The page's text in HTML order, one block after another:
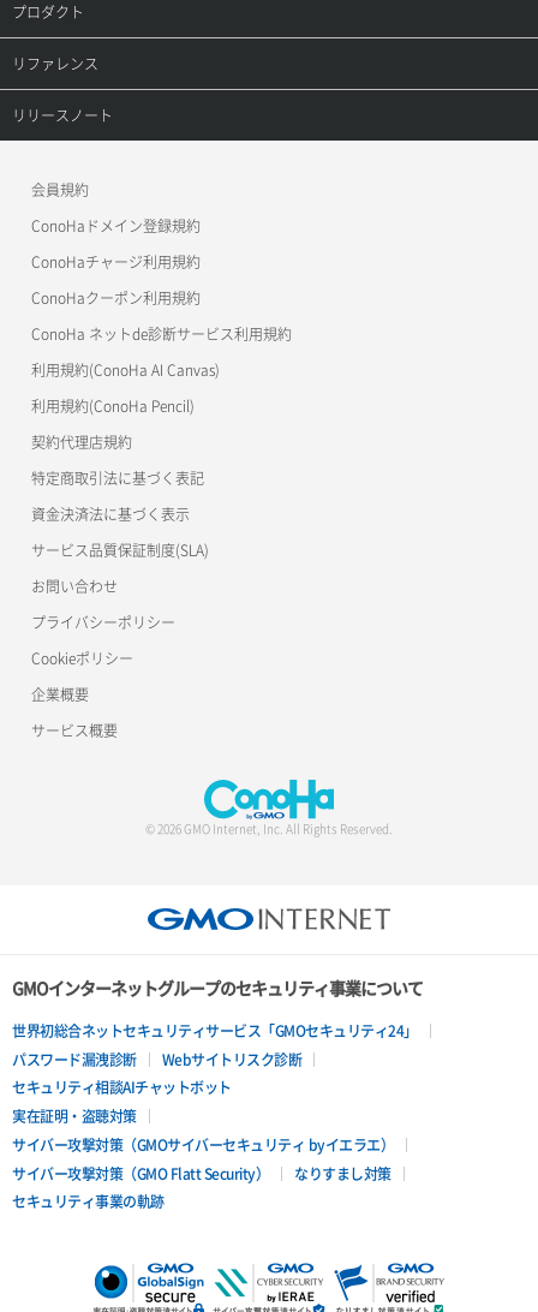
ポートデタッチ
ボリュームアタッチ
レコード詳細取得
プロダクト
プロダクトトップ
ConoHa VPS(Ver.3.0)
ConoHa for GAME
リファレンス
リファレンストップ
OpenStack CLI
Terraform
s3cmd
公開API(ConoHa VPS Ver.2.0)
リリースノート
会員規約
ConoHaドメイン登録規約
ConoHaチャージ利用規約
ConoHaクーポン利用規約
ConoHa ネットde診断サービス利用規約
利用規約(ConoHa AI Canvas)
利用規約(ConoHa Pencil)
契約代理店規約
特定商取引法に基づく表記
資金決済法に基づく表示
サービス品質保証制度(SLA)
お問い合わせ
プライバシーポリシー
Cookieポリシー
企業概要
サービス概要
© 2026 GMO Internet, Inc. All Rights Reserved.
GMOインターネットグループのセキュリティ事業について
世界初総合ネットセキュリティサービス「GMOセキュリティ24」
パスワード漏洩診断
Webサイトリスク診断
セキュリティ相談AIチャットボット
実在証明・盗聴対策
サイバー攻撃対策（GMOサイバーセキュリティ byイエラエ）
サイバー攻撃対策（GMO Flatt Security）
なりすまし対策
セキュリティ事業の軌跡